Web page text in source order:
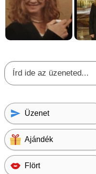
Üzenet
Ajándék
Flört